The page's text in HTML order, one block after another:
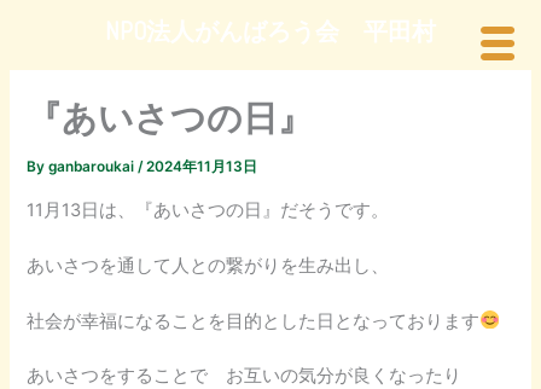
を
『あいさつの日』
Byganbaroukai/2024年11月13日
11月13日は、『あいさつの日』だそうです。
あいさつを通して人との繋がりを生み出し、
社会が幸福になることを目的とした日となっております
あいさつをすることで お互いの気分が良くなったり
NPO法人がんばろう会 平田村